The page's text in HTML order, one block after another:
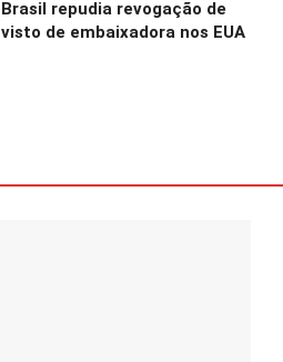
Brasil repudia revogação de
visto de embaixadora nos EUA